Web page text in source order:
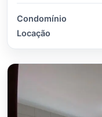
Condomínio
Locação